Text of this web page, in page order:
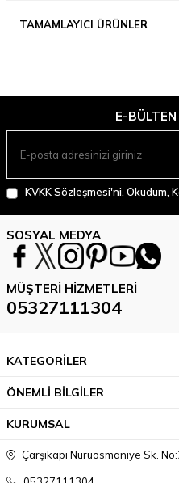
TAMAMLAYICI ÜRÜNLER
E-
KVKK Sözleşmesi'ni , Okudum,
SOSYAL MEDYA
MÜŞTERI HIZMETLERI
05327111304
KATEGORİLER
ÖNEMLİ BİLGİLER
KURUMSAL
Çarşıkapı Nuruosmaniye Sk.